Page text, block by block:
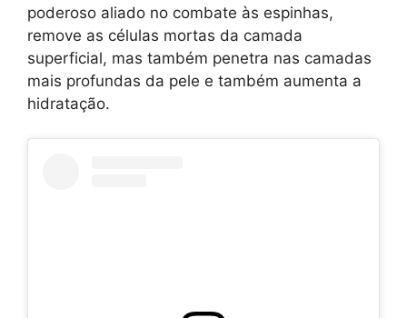
poderoso aliado no combate às espinhas,
remove as células mortas da camada
superficial, mas também penetra nas camadas
mais profundas da pele e também aumenta a
hidratação.